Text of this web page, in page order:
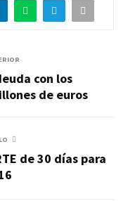
con los
de euros
de 30 días para